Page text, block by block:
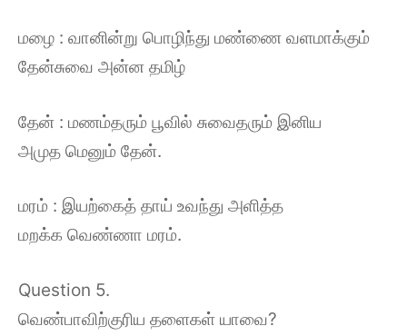
மழை : வானின்று பொழிந்து மண்ணை வளமாக்கும்
தேன்சுவை அன்ன தமிழ்
தேன் : மணம்தரும் பூவில் சுவைதரும் இனிய
அமுத மெனும் தேன்.
மரம் : இயற்கைத் தாய் உவந்து அளித்த
மறக்க வெண்ணா மரம்.
Question 5.
வெண்பாவிற்குரிய தளைகள் யாவை?